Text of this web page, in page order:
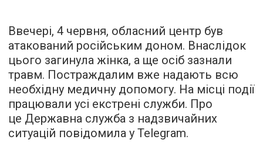
Ввечері, 4 червня, обласний центр був
атакований російським доном. Внаслідок
цього загинула жінка, а ще осіб зазнали
травм. Постраждалим вже надають всю
необхідну медичну допомогу. На місці події
працювали усі екстрені служби. Про
це Державна служба з надзвичайних
ситуацій повідомила у Telegram.